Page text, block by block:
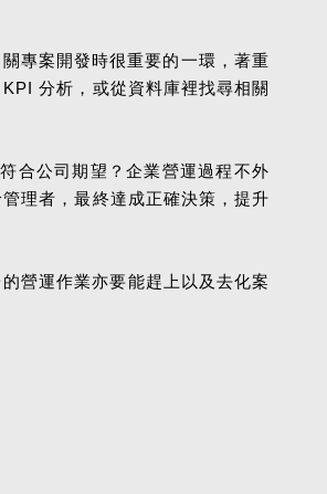
專案開發時很重要的一環，著重
分析，或從資料庫裡找尋相關
合公司期望？企業營運過程不外
理者，最終達成正確決策，提升
營運作業亦要能趕上以及去化案